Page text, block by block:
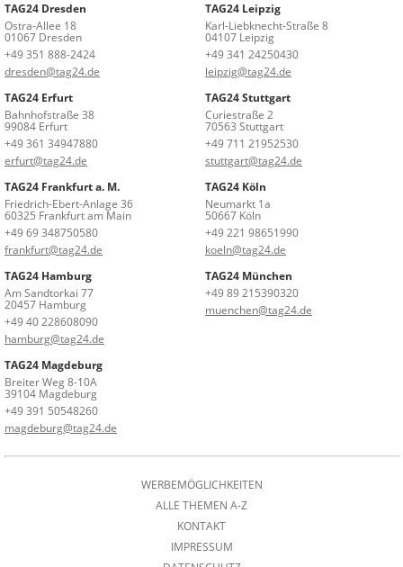
TAG24 Dresden
Ostra-Allee 18
01067 Dresden
+49 351 888-2424
dresden@tag24.de
TAG24 Leipzig
Karl-Liebknecht-Straße 8
04107 Leipzig
+49 341 24250430
leipzig@tag24.de
TAG24 Erfurt
Bahnhofstraße 38
99084 Erfurt
+49 361 34947880
erfurt@tag24.de
TAG24 Stuttgart
Curiestraße 2
70563 Stuttgart
+49 711 21952530
stuttgart@tag24.de
TAG24 Frankfurt a. M.
Friedrich-Ebert-Anlage 36
60325 Frankfurt am Main
+49 69 348750580
frankfurt@tag24.de
TAG24 Köln
Neumarkt 1a
50667 Köln
+49 221 98651990
koeln@tag24.de
TAG24 Hamburg
Am Sandtorkai 77
20457 Hamburg
+49 40 228608090
hamburg@tag24.de
TAG24 München
+49 89 215390320
muenchen@tag24.de
TAG24 Magdeburg
Breiter Weg 8-10A
39104 Magdeburg
+49 391 50548260
magdeburg@tag24.de
WERBEMÖGLICHKEITEN
ALLE THEMEN A-Z
KONTAKT
IMPRESSUM